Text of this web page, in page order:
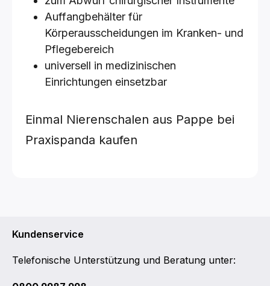
Auffangbehälter für
Körperausscheidungen im Kranken- und
Pflegebereich
universell in medizinischen
Einrichtungen einsetzbar
Einmal Nierenschalen aus Pappe bei
Praxispanda kaufen
Kundenservice
Telefonische Unterstützung und Beratung unter: